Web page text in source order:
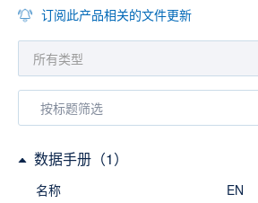
订阅此产品相关的文件更新
数据手册（1）
名称 EN